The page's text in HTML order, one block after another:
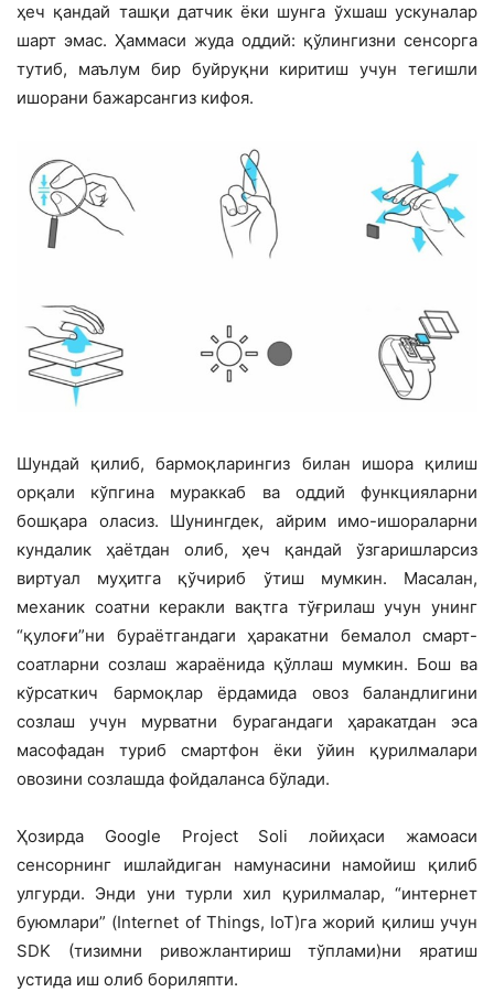
ҳеч қандай ташқи датчик ёки шунга ўхшаш ускуналар
шарт эмас. Ҳаммаси жуда оддий: қўлингизни сенсорга
тутиб, маълум бир буйруқни киритиш учун тегишли
ишорани бажарсангиз кифоя.
Шундай қилиб, бармоқларингиз билан ишора қилиш
орқали кўпгина мураккаб ва оддий функцияларни
бошқара оласиз. Шунингдек, айрим имо-ишораларни
кундалик ҳаётдан олиб, ҳеч қандай ўзгаришларсиз
виртуал муҳитга қўчириб ўтиш мумкин. Масалан,
механик соатни керакли вақтга тўғрилаш учун унинг
“қулоғи”ни бураётгандаги ҳаракатни бемалол смарт-
соатларни созлаш жараёнида қўллаш мумкин. Бош ва
кўрсаткич бармоқлар ёрдамида овоз баландлигини
созлаш учун мурватни бурагандаги ҳаракатдан эса
масофадан туриб смартфон ёки ўйин қурилмалари
овозини созлашда фойдаланса бўлади.
Ҳозирда Google Project Soli лойиҳаси жамоаси
сенсорнинг ишлайдиган намунасини намойиш қилиб
улгурди. Энди уни турли хил қурилмалар, “интернет
буюмлари” (Internet of Things, IoT)га жорий қилиш учун
SDK (тизимни ривожлантириш тўплами)ни яратиш
устида иш олиб бориляпти.